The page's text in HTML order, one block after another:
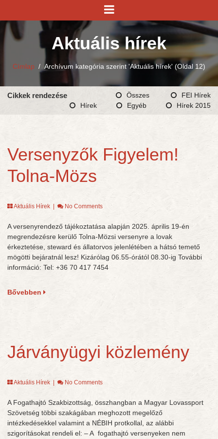
Aktuális hírek
Címlap / Archívum kategória szerint 'Aktuális hírek' (Oldal 12)
Cikkek rendezése Összes
FEI Hírek
Hírek
Egyéb Hírek 2015
Versenyzők Figyelem!
Tolna-Mözs
Aktuális Hírek No Comments
A versenyrendező tájékoztatása alapján 2025. április 19-én
megrendezésre kerülő Tolna-Mözsi versenyre a lovak
érkeztetése, steward és állatorvos jelenlétében a hátsó temető
mögötti bejáratnál lesz! Kizárólag 06.55-órától 08.30-ig További
információ: Tel: +36 70 417 7454
Bővebben
Járványügyi közlemény
Aktuális Hírek No Comments
A Fogathajtó Szakbizottság, összhangban a Magyar Lovassport
Szövetség többi szakágában meghozott megelőző
intézkedésekkel valamint a NÉBIH protkollal, az alábbi
szigorításokat rendeli el: – A fogathajtó versenyeken nem